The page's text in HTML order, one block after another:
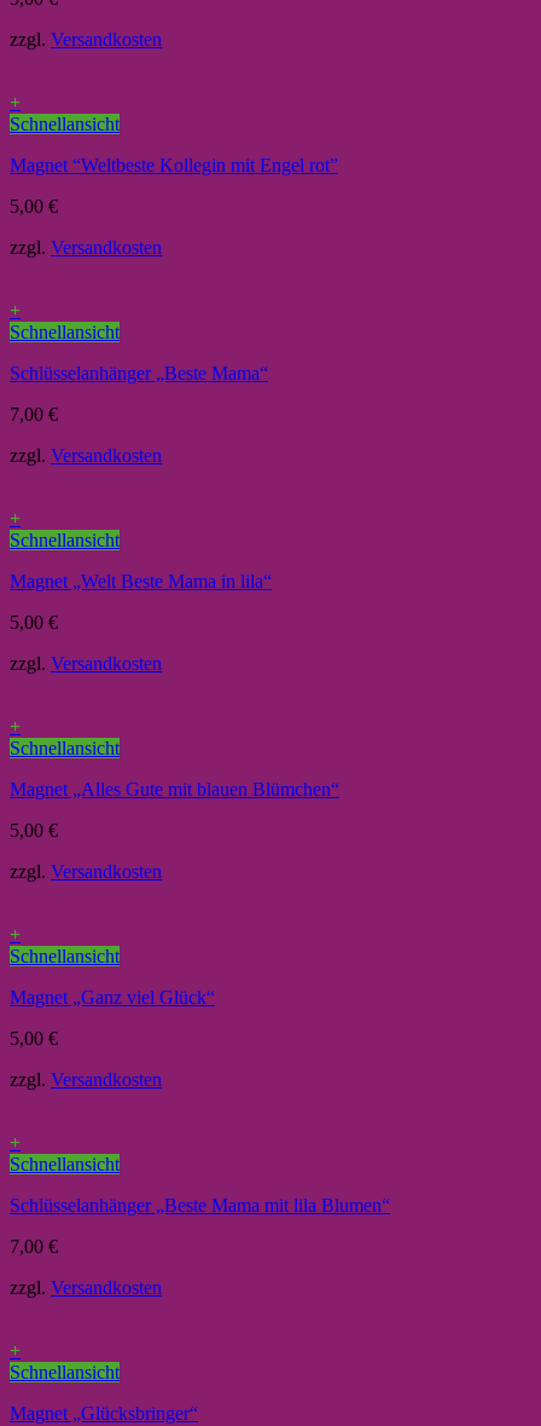
zzgl. Versandkosten
+
Schnellansicht
Magnet “Weltbeste Kollegin mit Engel rot”
5,00 €
zzgl. Versandkosten
+
Schnellansicht
Schlüsselanhänger „Beste Mama“
7,00 €
zzgl. Versandkosten
+
Schnellansicht
Magnet „Welt Beste Mama in lila“
5,00 €
zzgl. Versandkosten
+
Schnellansicht
Magnet „Alles Gute mit blauen Blümchen“
5,00 €
zzgl. Versandkosten
+
Schnellansicht
Magnet „Ganz viel Glück“
5,00 €
zzgl. Versandkosten
+
Schnellansicht
Schlüsselanhänger „Beste Mama mit lila Blumen“
7,00 €
zzgl. Versandkosten
+
Schnellansicht
Magnet „Glücksbringer“